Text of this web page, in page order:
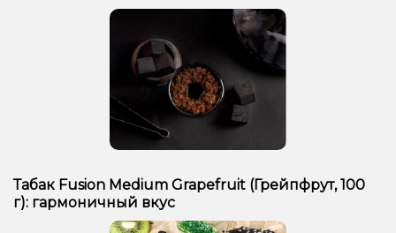
Табак Fusion Medium Grapefruit (Грейпфрут, 100
г): гармоничный вкус